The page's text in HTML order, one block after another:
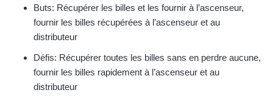
Buts: Récupérer les billes et les fournir à l’ascenseur,
fournir les billes récupérées à l’ascenseur et au
distributeur
Défis: Récupérer toutes les billes sans en perdre aucune,
fournir les billes rapidement à l’ascenseur et au
distributeur